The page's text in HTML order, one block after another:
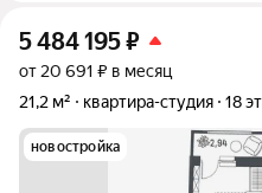
5 484 195₽
от 20 691 ₽ в месяц
21,2 м²
квартира-студия 18
новостройка